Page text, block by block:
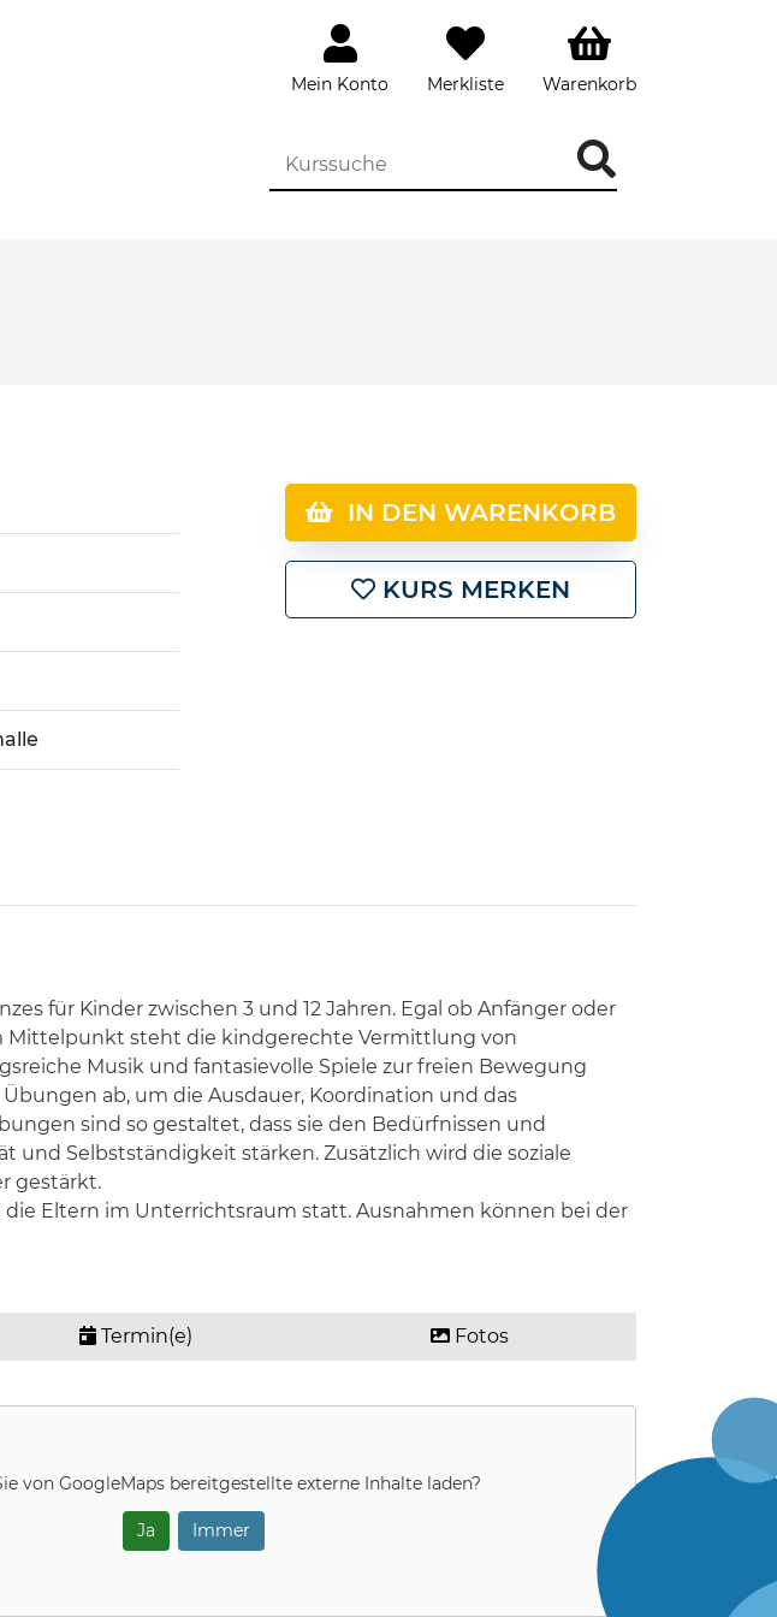
Mein Konto Merkliste Warenkorb
IN DEN WARENKORB
KURS MERKEN
für Kinder zwischen 3 und 12 Jahren. Egal ob Anfänger oder
Mittelpunkt steht die kindgerechte Vermittlung von
Musik und fantasievolle Spiele zur freien Bewegung
ab, um die Ausdauer, Koordination und das
sind so gestaltet, dass sie den Bedürfnissen und
und Selbstständigkeit stärken. Zusätzlich wird die soziale
gestärkt.
Eltern im Unterrichtsraum statt. Ausnahmen können bei der
Termin(e) Fotos
von GoogleMaps bereitgestellte externe Inhalte laden?
Ja Immer